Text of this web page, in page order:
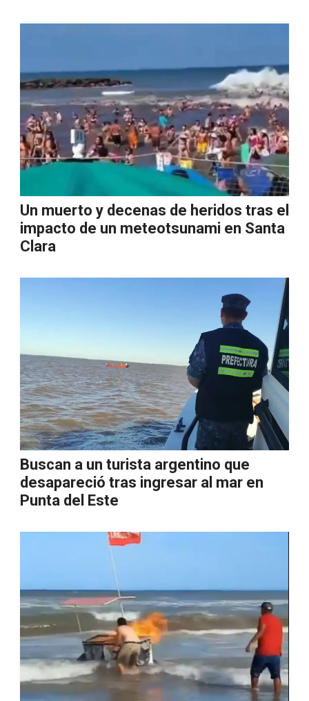
Un muerto y decenas de heridos tras el
impacto de un meteotsunami en Santa
Clara
Buscan a un turista argentino que
desapareció tras ingresar al mar en
Punta del Este